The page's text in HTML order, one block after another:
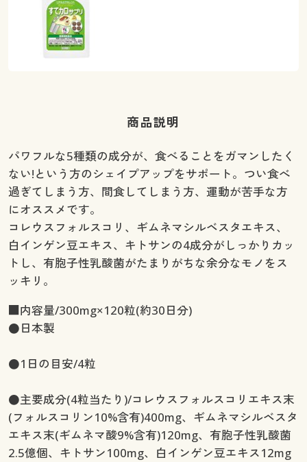
商品説明
パワフルな5種類の成分が、食べることをガマンしたく
ない!という方のシェイプアップをサポート。つい食べ
過ぎてしまう方、間食してしまう方、運動が苦手な方
にオススメです。
コレウスフォルスコリ、ギムネマシルベスタエキス、
白インゲン豆エキス、キトサンの4成分がしっかりカッ
トし、有胞子性乳酸菌がたまりがちな余分なモノをス
ッキリ。
■内容量/300mg×120粒(約30日分)
●日本製
●1日の目安/4粒
●主要成分(4粒当たり)/コレウスフォルスコリエキス末
(フォルスコリン10%含有)400mg、ギムネマシルベスタ
エキス末(ギムネマ酸9%含有)120mg、有胞子性乳酸菌
2.5億個、キトサン100mg、白インゲン豆エキス12mg